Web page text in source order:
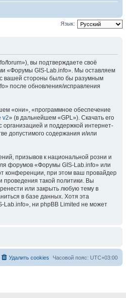
Язык:
forum»), вы подтверждаете своё
«Форумы GIS-Lab.info». Мы оставляем
с вашей стороны было бы разумным
после обновления/исправления
«они», «программное обеспечение
v2» (в дальнейшем «GPL»). Скачать его
организацией и поддержкой интернет-
допустимого содержания и/или
призывов к национальной розни и
форумов «Форумы GIS-Lab.info» или
конференции, при этом ваш провайдер
проведения такой политики. Вы
или закрыть любую тему в
в базе данных. Хотя эта
ни phpBB Limited не может
Часовой пояс: UTC+03:00
Удалить cookies